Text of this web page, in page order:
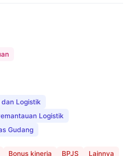
dan Logistik
Logistik
Gudang
Bonus kinerja BPJS Lainnya